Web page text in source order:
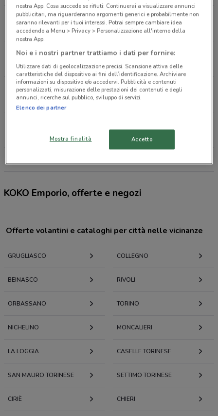
Corso Alcide de Gasperi, 38 Torino
6.4 km
CHIUSO
Corso Unione Sovietica, 91 Torino
6.8 km
CHIUSO
Via Breglio, 37 Torino
9.1 km
9.8 km
CHIUSO
KOKO Emporio, offerte e negozi
Offerte volantini e cataloghi per città nelle vicinanze
GRUGLIASCO COLLEGNO
BEINASCO RIVOLI
ORBASSANO TORINO
NICHELINO MONCALIERI
LA LOGGIA CASELLE TORINESE
SAN MAURO TORINESE SETTIMO TORINESE
CIRIÈ CHIERI
nostra App. Cosa succede se rifiuti: Continuerai a visualizzare annunci
pubblicitari, ma riguarderanno argomenti generici e probabilmente non
saranno rilevanti per i tuoi interessi. Potrai sempre cambiare idea
accedendo a Menu > Privacy > Personalizzazione all'interno della
nostra App.
Noi e i nostri partner trattiamo i dati per fornire:
Utilizzare dati di geolocalizzazione precisi. Scansione attiva delle
caratteristiche del dispositivo ai fini dell’identificazione. Archiviare
informazioni su dispositivo e/o accedervi. Pubblicità e contenuti
personalizzati, misurazione delle prestazioni dei contenuti e degli
annunci, ricerche sul pubblico, sviluppo di servizi.
Elenco dei partner
Mostra finalità Accetto